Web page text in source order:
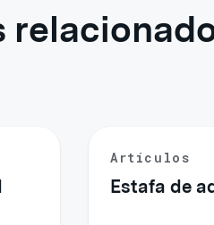
Artículos
Estafa de